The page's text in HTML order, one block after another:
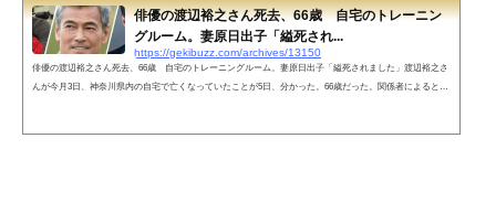
俳優の渡辺裕之さん死去、66歳 自宅のトレーニン
グルーム。妻原日出子「縊死され...
https://gekibuzz.com/archives/13150
俳優の渡辺裕之さん死去、66歳 自宅のトレーニングルーム。妻原日出子「縊死されました」渡辺裕之さ
んが今月3日、神奈川県内の自宅で亡くなっていたことが5日、分かった。66歳だった。関係者によると、